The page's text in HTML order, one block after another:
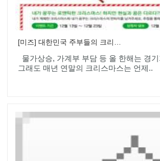
물가상승, 가계부 부담 등 올 한해는 경
그래도 매년 연말의 크리스마스는 언제..